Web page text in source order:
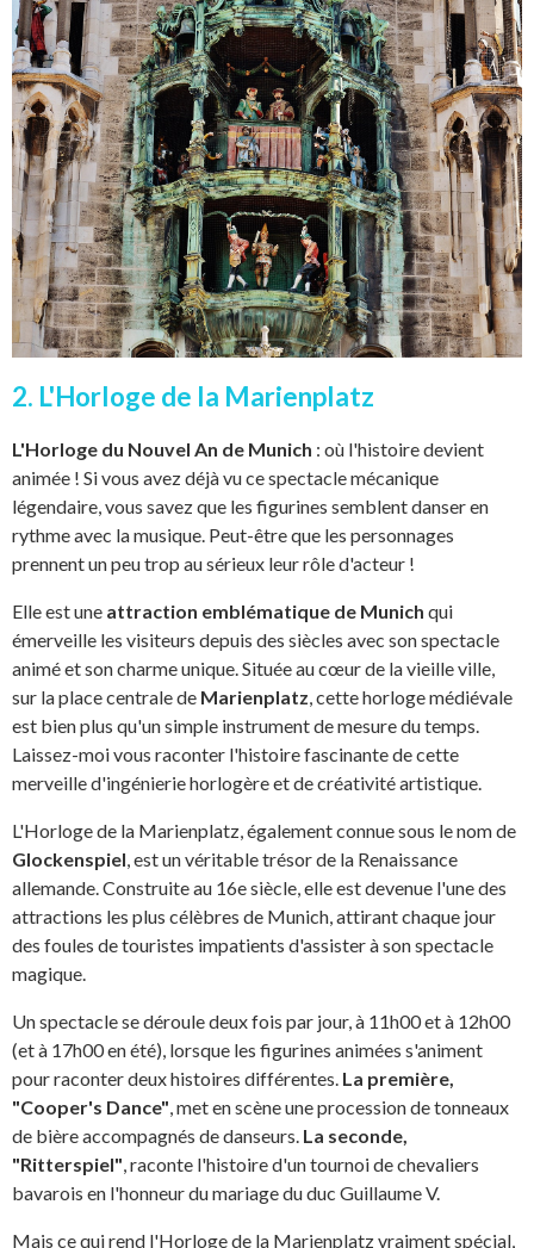
2. L'Horloge de la Marienplatz
L'Horloge du Nouvel An de Munich : où l'histoire devient
animée ! Si vous avez déjà vu ce spectacle mécanique
légendaire, vous savez que les figurines semblent danser en
rythme avec la musique. Peut-être que les personnages
prennent un peu trop au sérieux leur rôle d'acteur !
Elle est une attraction emblématique de Munich qui
émerveille les visiteurs depuis des siècles avec son spectacle
animé et son charme unique. Située au cœur de la vieille ville,
sur la place centrale de Marienplatz, cette horloge médiévale
est bien plus qu'un simple instrument de mesure du temps.
Laissez-moi vous raconter l'histoire fascinante de cette
merveille d'ingénierie horlogère et de créativité artistique.
L'Horloge de la Marienplatz, également connue sous le nom de
Glockenspiel, est un véritable trésor de la Renaissance
allemande. Construite au 16e siècle, elle est devenue l'une des
attractions les plus célèbres de Munich, attirant chaque jour
des foules de touristes impatients d'assister à son spectacle
magique.
Un spectacle se déroule deux fois par jour, à 11h00 et à 12h00
(et à 17h00 en été), lorsque les figurines animées s'animent
pour raconter deux histoires différentes. La première,
"Cooper's Dance", met en scène une procession de tonneaux
de bière accompagnés de danseurs. La seconde,
"Ritterspiel", raconte l'histoire d'un tournoi de chevaliers
bavarois en l'honneur du mariage du duc Guillaume V.
Mais ce qui rend l'Horloge de la Marienplatz vraiment spécial,